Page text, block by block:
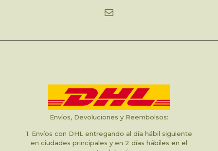
Mail
Envíos, Devoluciones y Reembolsos:
1. Envíos con DHL entregando al día hábil siguiente
en ciudades principales y en 2 días hábiles en el